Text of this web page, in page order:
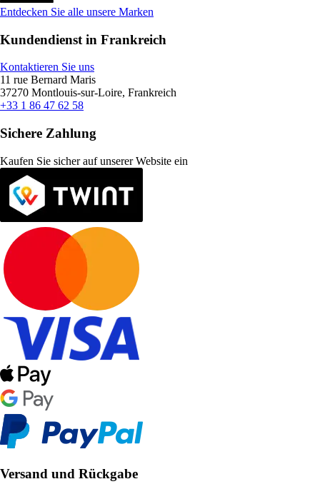
Entdecken Sie alle unsere Marken
Kundendienst in Frankreich
Kontaktieren Sie uns
11 rue Bernard Maris
37270 Montlouis-sur-Loire, Frankreich
+33 1 86 47 62 58
Sichere Zahlung
Kaufen Sie sicher auf unserer Website ein
Versand und Rückgabe